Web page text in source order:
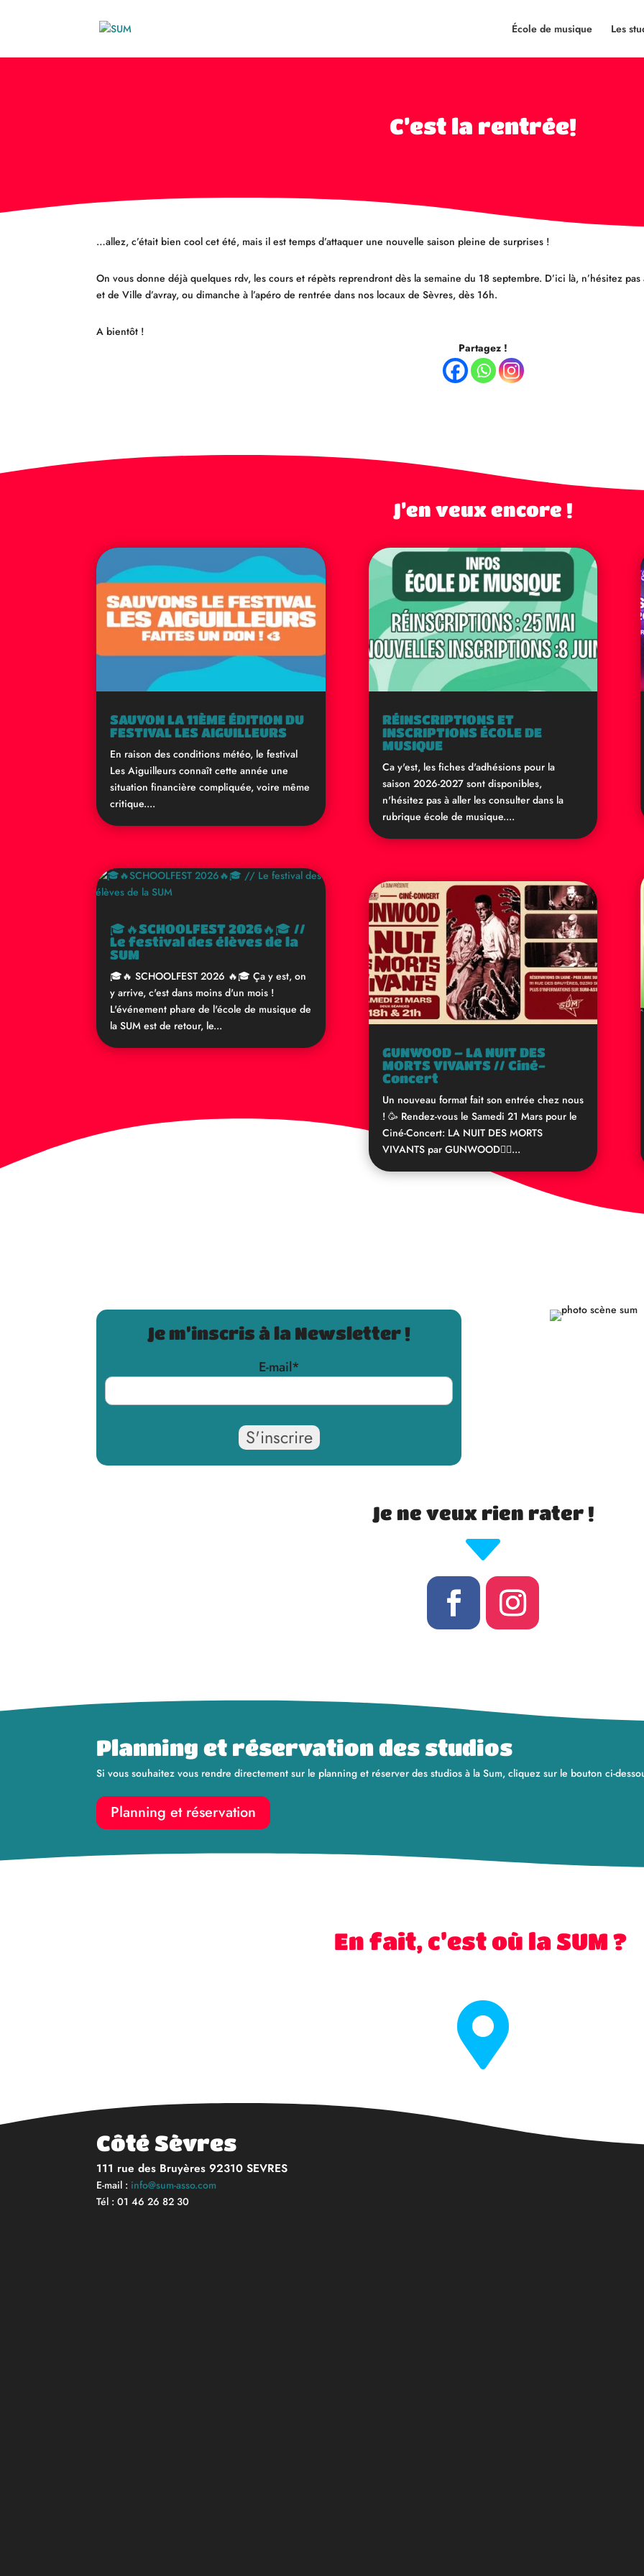
École de musique Les
C’est la rentrée!
…allez, c’était bien cool cet été, mais il est temps d’attaquer une nouvelle saison pleine de surprises !
On vous donne déjà quelques rdv, les cours et répèts reprendront dès la semaine du 18 septembre. D’ici là, n’hésitez
et de Ville d’avray, ou dimanche à l’apéro de rentrée dans nos locaux de Sèvres, dès 16h.
A bientôt !
Partagez !
J’en veux encore !
SAUVON LA 11ÈME ÉDITION DU
FESTIVAL LES AIGUILLEURS
En raison des conditions météo, le festival
Les Aiguilleurs connaît cette année une
situation financière compliquée, voire même
critique....
🎓🔥SCHOOLFEST 2026🔥🎓 //
Le festival des élèves de la
SUM
🎓🔥 SCHOOLFEST 2026 🔥🎓 Ça y est, on
y arrive, c'est dans moins d'un mois !
L'événement phare de l'école de musique de
la SUM est de retour, le...
RÉINSCRIPTIONS ET
INSCRIPTIONS ÉCOLE DE
MUSIQUE
Ca y'est, les fiches d'adhésions pour la
saison 2026-2027 sont disponibles,
n'hésitez pas à aller les consulter dans la
rubrique école de musique....
GUNWOOD – LA NUIT DES
MORTS VIVANTS // Ciné-
Concert
Un nouveau format fait son entrée chez nous
! 🥳 Rendez-vous le Samedi 21 Mars pour le
Ciné-Concert: LA NUIT DES MORTS
VIVANTS par GUNWOOD🧟‍♂️...
Je m’inscris à la Newsletter !
E-mail*
Je ne veux rien rater !
C
Planning et réservation des studios
Si vous souhaitez vous rendre directement sur le planning et réserver des studios à la Sum, cliquez sur le bouton ci-
Planning et réservation
En fait, c’est où la SUM ?

Côté Sèvres
111 rue des Bruyères 92310 SEVRES
E-mail : info@sum-asso.com
Tél : 01 46 26 82 30